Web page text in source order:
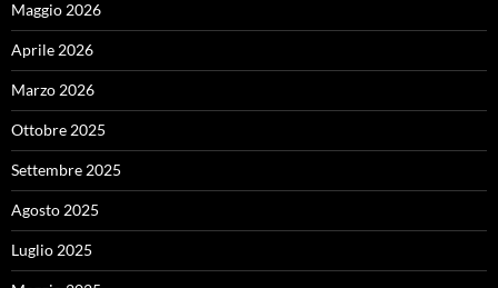
Maggio 2026
Aprile 2026
Marzo 2026
Ottobre 2025
Settembre 2025
Agosto 2025
Luglio 2025